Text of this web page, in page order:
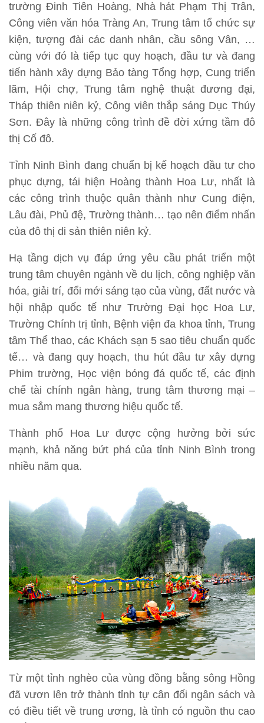
trường Đinh Tiên Hoàng, Nhà hát Phạm Thị Trân,
Công viên văn hóa Tràng An, Trung tâm tổ chức sự
kiện, tượng đài các danh nhân, cầu sông Vân, …
cùng với đó là tiếp tục quy hoạch, đầu tư và đang
tiến hành xây dựng Bảo tàng Tổng hợp, Cung triển
lãm, Hội chợ, Trung tâm nghệ thuật đương đại,
Tháp thiên niên kỷ, Công viên thắp sáng Dục Thúy
Sơn. Đây là những công trình đề đời xứng tầm đô
thị Cố đô.
Tỉnh Ninh Bình đang chuẩn bị kế hoạch đầu tư cho
phục dựng, tái hiện Hoàng thành Hoa Lư, nhất là
các công trình thuộc quân thành như Cung điện,
Lâu đài, Phủ đệ, Trường thành… tạo nên điểm nhấn
của đô thị di sản thiên niên kỷ.
Hạ tầng dịch vụ đáp ứng yêu cầu phát triển một
trung tâm chuyên ngành về du lịch, công nghiệp văn
hóa, giải trí, đổi mới sáng tạo của vùng, đất nước và
hội nhập quốc tế như Trường Đại học Hoa Lư,
Trường Chính trị tỉnh, Bệnh viện đa khoa tỉnh, Trung
tâm Thể thao, các Khách sạn 5 sao tiêu chuẩn quốc
tế… và đang quy hoạch, thu hút đầu tư xây dựng
Phim trường, Học viện bóng đá quốc tế, các định
chế tài chính ngân hàng, trung tâm thương mại –
mua sắm mang thương hiệu quốc tế.
Thành phố Hoa Lư được cộng hưởng bởi sức
mạnh, khả năng bứt phá của tỉnh Ninh Bình trong
nhiều năm qua.
Từ một tỉnh nghèo của vùng đồng bằng sông Hồng
đã vươn lên trở thành tỉnh tự cân đối ngân sách và
có điều tiết về trung ương, là tỉnh có nguồn thu cao